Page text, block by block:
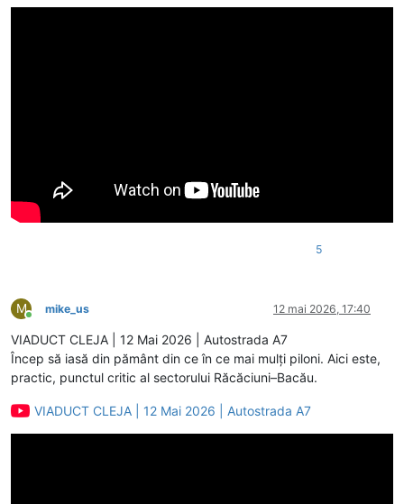
5
M
Conectat
mike_us 12 mai 2026, 17:40
VIADUCT CLEJA | 12 Mai 2026 | Autostrada A7
Încep să iasă din pământ din ce în ce mai mulți piloni. Aici este,
practic, punctul critic al sectorului Răcăciuni–Bacău.
VIADUCT CLEJA | 12 Mai 2026 | Autostrada A7